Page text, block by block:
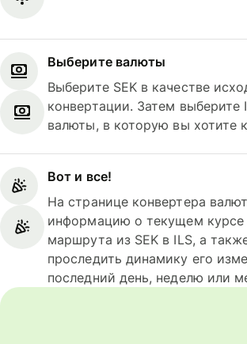
Выберите валюты
Выберите SEK в качестве
конвертации. Затем выберите
валюты, в которую вы хотите
Вот и все!
На странице конвертера
информацию о текущем курсе
маршрута из SEK в ILS, а
проследить динамику его
последний день, неделю или